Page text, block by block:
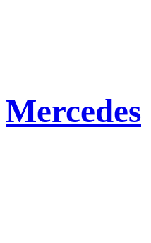
Mercedes